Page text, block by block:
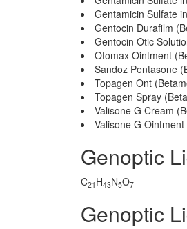
Gentamicin Sulfate
Gentocin Durafilm
Gentocin Otic
Otomax Ointment
Sandoz Pentasone
Topagen Ont
Topagen Spray
Valisone G Cream
Valisone G
Genoptic
C21 H43N5O7
Genoptic